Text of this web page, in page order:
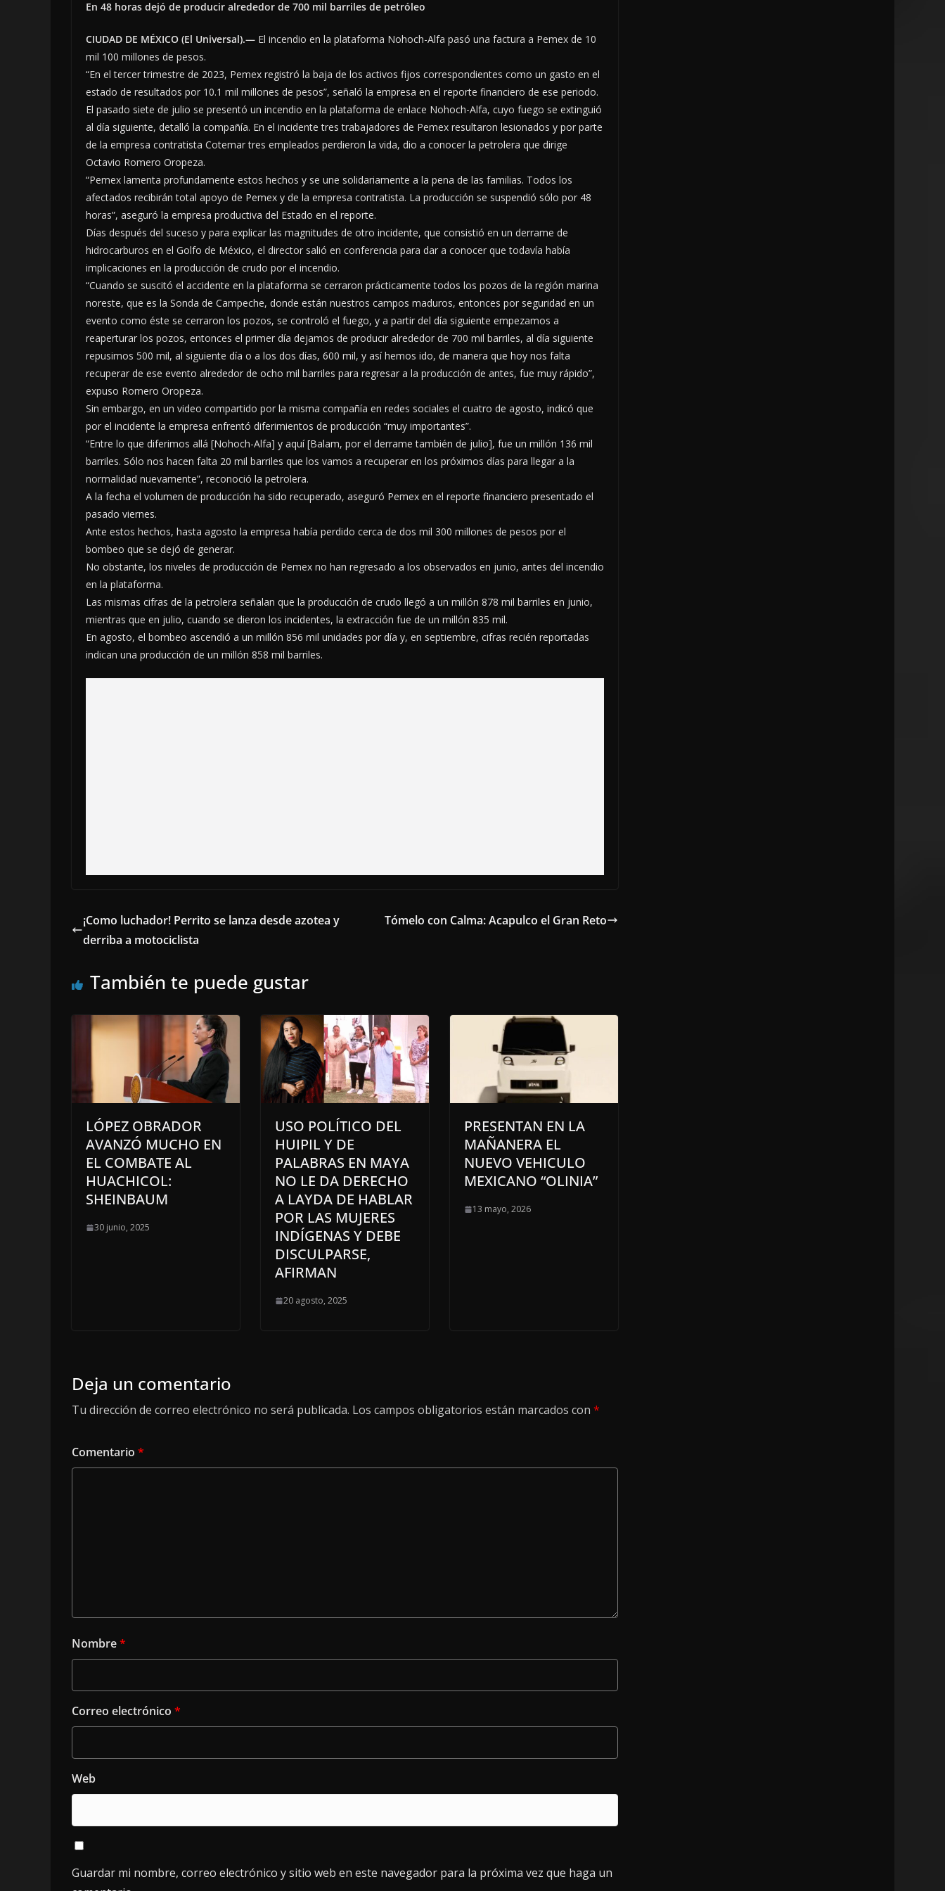
En 48 horas dejó de producir alrededor de 700 mil barriles de petróleo
CIUDAD DE MÉXICO (El Universal).— El incendio en la plataforma Nohoch-Alfa pasó una factura a Pemex de 10
mil 100 millones de pesos.
“En el tercer trimestre de 2023, Pemex registró la baja de los activos fijos correspondientes como un gasto en el
estado de resultados por 10.1 mil millones de pesos”, señaló la empresa en el reporte financiero de ese periodo.
El pasado siete de julio se presentó un incendio en la plataforma de enlace Nohoch-Alfa, cuyo fuego se extinguió
al día siguiente, detalló la compañía. En el incidente tres trabajadores de Pemex resultaron lesionados y por parte
de la empresa contratista Cotemar tres empleados perdieron la vida, dio a conocer la petrolera que dirige
Octavio Romero Oropeza.
“Pemex lamenta profundamente estos hechos y se une solidariamente a la pena de las familias. Todos los
afectados recibirán total apoyo de Pemex y de la empresa contratista. La producción se suspendió sólo por 48
horas”, aseguró la empresa productiva del Estado en el reporte.
Días después del suceso y para explicar las magnitudes de otro incidente, que consistió en un derrame de
hidrocarburos en el Golfo de México, el director salió en conferencia para dar a conocer que todavía había
implicaciones en la producción de crudo por el incendio.
“Cuando se suscitó el accidente en la plataforma se cerraron prácticamente todos los pozos de la región marina
noreste, que es la Sonda de Campeche, donde están nuestros campos maduros, entonces por seguridad en un
evento como éste se cerraron los pozos, se controló el fuego, y a partir del día siguiente empezamos a
reaperturar los pozos, entonces el primer día dejamos de producir alrededor de 700 mil barriles, al día siguiente
repusimos 500 mil, al siguiente día o a los dos días, 600 mil, y así hemos ido, de manera que hoy nos falta
recuperar de ese evento alrededor de ocho mil barriles para regresar a la producción de antes, fue muy rápido”,
expuso Romero Oropeza.
Sin embargo, en un video compartido por la misma compañía en redes sociales el cuatro de agosto, indicó que
por el incidente la empresa enfrentó diferimientos de producción “muy importantes”.
“Entre lo que diferimos allá [Nohoch-Alfa] y aquí [Balam, por el derrame también de julio], fue un millón 136 mil
barriles. Sólo nos hacen falta 20 mil barriles que los vamos a recuperar en los próximos días para llegar a la
normalidad nuevamente”, reconoció la petrolera.
A la fecha el volumen de producción ha sido recuperado, aseguró Pemex en el reporte financiero presentado el
pasado viernes.
Ante estos hechos, hasta agosto la empresa había perdido cerca de dos mil 300 millones de pesos por el
bombeo que se dejó de generar.
No obstante, los niveles de producción de Pemex no han regresado a los observados en junio, antes del incendio
en la plataforma.
Las mismas cifras de la petrolera señalan que la producción de crudo llegó a un millón 878 mil barriles en junio,
mientras que en julio, cuando se dieron los incidentes, la extracción fue de un millón 835 mil.
En agosto, el bombeo ascendió a un millón 856 mil unidades por día y, en septiembre, cifras recién reportadas
indican una producción de un millón 858 mil barriles.
¡Como luchador! Perrito se lanza desde azotea y
derriba a motociclista
Tómelo con Calma: Acapulco el Gran Reto
También te puede gustar
LÓPEZ OBRADOR
AVANZÓ MUCHO EN
EL COMBATE AL
HUACHICOL:
SHEINBAUM
30 junio, 2025
USO POLÍTICO DEL
HUIPIL Y DE
PALABRAS EN MAYA
NO LE DA DERECHO
A LAYDA DE HABLAR
POR LAS MUJERES
INDÍGENAS Y DEBE
DISCULPARSE,
AFIRMAN
20 agosto, 2025
PRESENTAN EN LA
MAÑANERA EL
NUEVO VEHICULO
MEXICANO “OLINIA”
13 mayo, 2026
Deja un comentario
Tu dirección de correo electrónico no será publicada. Los campos obligatorios están marcados con *
Comentario *
Nombre*
Correo electrónico *
Web
Guardar mi nombre, correo electrónico y sitio web en este navegador para la próxima vez que haga un